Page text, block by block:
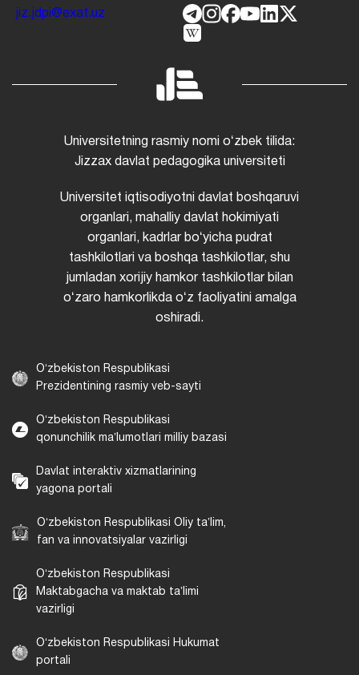
jiz.jdpi@exat.uz
Universitetning rasmiy nomi oʻzbek tilida:
Jizzax davlat pedagogika universiteti
Universitet iqtisodiyotni davlat boshqaruvi
organlari, mahalliy davlat hokimiyati
organlari, kadrlar boʻyicha pudrat
tashkilotlari va boshqa tashkilotlar, shu
jumladan xorijiy hamkor tashkilotlar bilan
oʻzaro hamkorlikda oʻz faoliyatini amalga
oshiradi.
Oʻzbekiston Respublikasi
Prezidentining rasmiy veb-sayti
Oʻzbekiston Respublikasi
qonunchilik maʼlumotlari milliy bazasi
Davlat interaktiv xizmatlarining
yagona portali
Oʻzbekiston Respublikasi Oliy taʼlim,
fan va innovatsiyalar vazirligi
Oʻzbekiston Respublikasi
Maktabgacha va maktab taʼlimi
vazirligi
Oʻzbekiston Respublikasi Hukumat
portali